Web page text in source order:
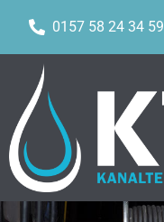
0157 58 24 34 59